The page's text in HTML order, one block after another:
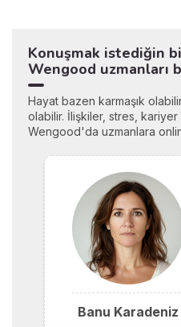
Konuşmak istediğin
Wengood uzmanları
Hayat bazen karmaşık
olabilir. İlişkiler, stres, kariyer
Wengood'da uzmanlara
Banu Karadeniz